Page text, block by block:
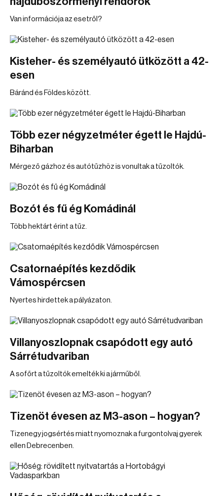
Van információja az esetről?
Kisteher- és személyautó ütközött a 42-
esen
Báránd és Földes között.
Több ezer négyzetméter égett le Hajdú-
Biharban
Mérgező gázhoz és autótűzhöz is vonultak a tűzoltók.
Bozót és fű ég Komádinál
Több hektárt érint a tűz.
Csatornaépítés kezdődik
Vámospércsen
Nyertes hirdettek a pályázaton.
Villanyoszlopnak csapódott egy autó
Sárrétudvariban
A sofőrt a tűzoltók emelték ki a járműből.
Tizenöt évesen az M3-ason – hogyan?
Tizenegy jogsértés miatt nyomoznak a furgontolvaj gyerek
ellen Debrecenben.